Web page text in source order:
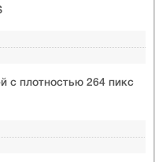
с плотностью 264 пикс